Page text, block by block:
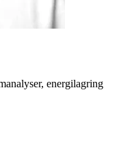
energilagring